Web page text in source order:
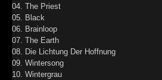
04. The Priest
05. Black
06. Brainloop
07. The Earth
08. Die Lichtung Der Hoffnung
09. Wintersong
10. Wintergrau